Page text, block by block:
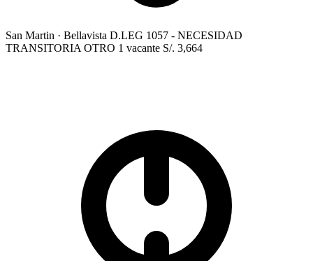
San Martin · Bellavista D.LEG 1057 - NECESIDAD
TRANSITORIA OTRO 1 vacante S/. 3,664